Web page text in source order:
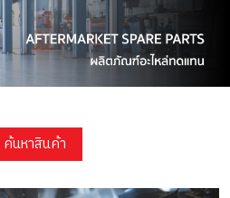
ค้นหาสินค้า